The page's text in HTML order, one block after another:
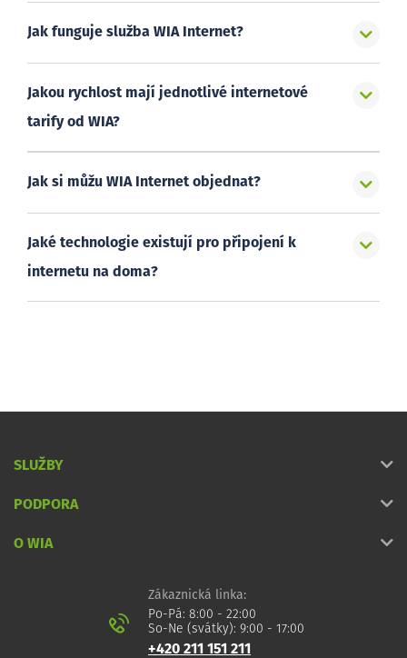
Jak funguje služba WIA Internet?
Jakou rychlost mají jednotlivé internetové
tarify od WIA?
Jak si můžu WIA Internet objednat?
Jaké technologie existují pro připojení k
internetu na doma?
SLUŽBY
PODPORA
O WIA
Zákaznická linka:
Po-Pá: 8:00 - 22:00
So-Ne (svátky): 9:00 - 17:00
+420 211 151 211